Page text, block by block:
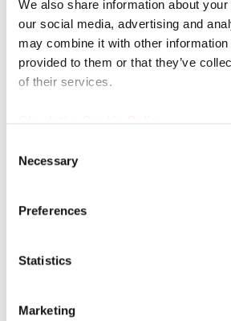
We also share information about
our social media, advertising and
may combine it with other information
provided to them or that they’ve
of their services.
Necessary
Preferences
Statistics
Marketing
プレミアグループ、バイク王&カンパニ
「RIDE＆LINK」が...